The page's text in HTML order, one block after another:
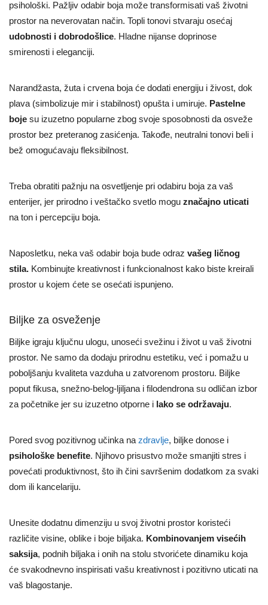
psihološki. Pažljiv odabir boja može transformisati vaš životni
prostor na neverovatan način. Topli tonovi stvaraju osećaj
udobnosti i dobrodošlice. Hladne nijanse doprinose
smirenosti i eleganciji.
Narandžasta, žuta i crvena boja će dodati energiju i živost, dok
plava (simbolizuje mir i stabilnost) opušta i umiruje. Pastelne
boje su izuzetno popularne zbog svoje sposobnosti da osveže
prostor bez preteranog zasićenja. Takođe, neutralni tonovi beli i
bež omogućavaju fleksibilnost.
Treba obratiti pažnju na osvetljenje pri odabiru boja za vaš
enterijer, jer prirodno i veštačko svetlo mogu značajno uticati
na ton i percepciju boja.
Naposletku, neka vaš odabir boja bude odraz vašeg ličnog
stila. Kombinujte kreativnost i funkcionalnost kako biste kreirali
prostor u kojem ćete se osećati ispunjeno.
Biljke za osveženje
Biljke igraju ključnu ulogu, unoseći svežinu i život u vaš životni
prostor. Ne samo da dodaju prirodnu estetiku, već i pomažu u
poboljšanju kvaliteta vazduha u zatvorenom prostoru. Biljke
poput fikusa, snežno-belog-ljiljana i filodendrona su odličan izbor
za početnike jer su izuzetno otporne i lako se održavaju.
Pored svog pozitivnog učinka nazdravlje, biljke donose i
psihološke benefite. Njihovo prisustvo može smanjiti stres i
povećati produktivnost, što ih čini savršenim dodatkom za svaki
dom ili kancelariju.
Unesite dodatnu dimenziju u svoj životni prostor koristeći
različite visine, oblike i boje biljaka. Kombinovanjem visećih
saksija, podnih biljaka i onih na stolu stvorićete dinamiku koja
će svakodnevno inspirisati vašu kreativnost i pozitivno uticati na
vaš blagostanje.